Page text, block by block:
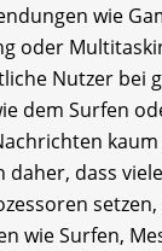
wie
oder
Nutzer bei
dem Surfen
daher, dass
wie Surfen,